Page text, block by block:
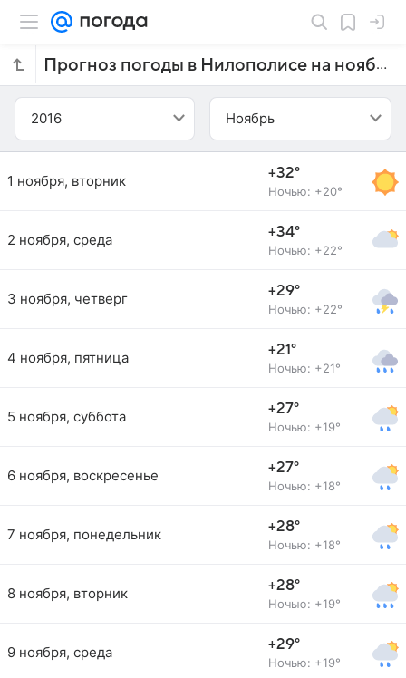
Прогноз погоды в Нилополисе на ноябрь 2016 года
2016 Ноябрь
1 ноября, вторник +32°
Ночью: +20°
2 ноября, среда +34°
Ночью: +22°
3 ноября, четверг +29°
Ночью: +22°
4 ноября, пятница +21°
Ночью: +21°
5 ноября, суббота +27°
Ночью: +19°
6 ноября, воскресенье +27°
Ночью: +18°
7 ноября, понедельник +28°
Ночью: +18°
8 ноября, вторник +28°
Ночью: +19°
9 ноября, среда +29°
Ночью: +19°